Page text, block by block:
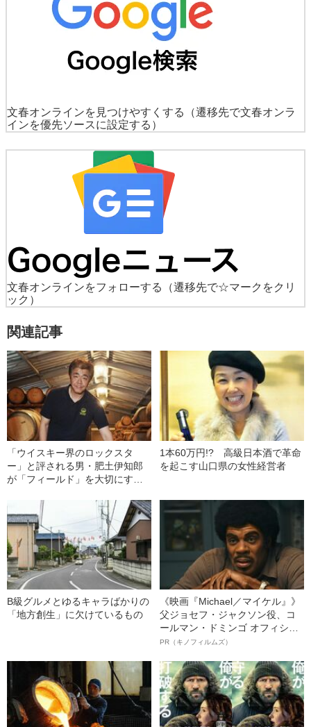
文春オンラインを見つけやすくする
（遷移先で文春オンラ
インを優先ソースに設定する）
文春オンラインをフォローする
（遷移先で☆マークをクリ
ック）
関連記事
「ウイスキー界のロックスタ
ー」と評される男・肥土伊知郎
が「フィールド」を大切にする
1本60万円!? 高級日本酒で革命
を起こす山口県の女性経営者
B級グルメとゆるキャラばかりの
「地方創生」に欠けているもの
《映画『Michael／マイケル』》
父ジョセフ・ジャクソン役、コ
ールマン・ドミンゴ オフィシャ
ルインタビュー“観客を魅了した
語る”《日本興収70億円突破》
PR（キノフィルムズ）